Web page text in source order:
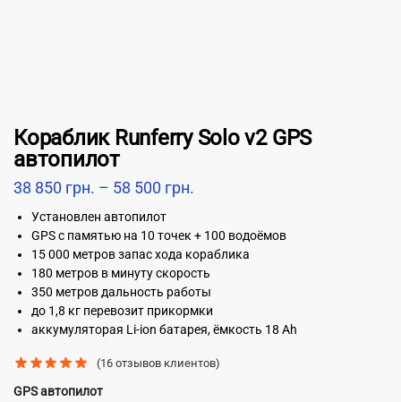
Кораблик Runferry Solo v2 GPS
автопилот
38 850 грн. – 58 500 грн.
Установлен автопилот
GPS с памятью на 10 точек + 100 водоёмов
15 000 метров запас хода кораблика
180 метров в минуту скорость
350 метров дальность работы
до 1,8 кг перевозит прикормки
аккумуляторая Li-ion батарея, ёмкость 18 Ah
(16 отзывов клиентов)
GPS автопилот